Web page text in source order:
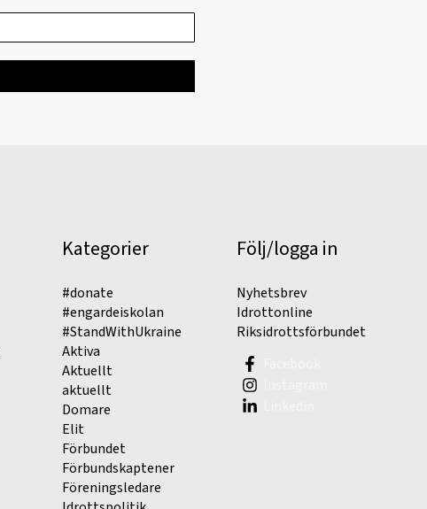
Kategorier
#donate
#engardeiskolan
#StandWithUkraine
Aktiva
Aktuellt
aktuellt
Domare
Elit
Förbundet
Förbundskaptener
Föreningsledare
Följ/logga in
Nyhetsbrev
Idrottonline
Riksidrottsförbundet